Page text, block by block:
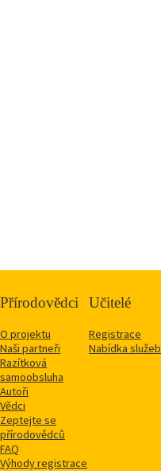
Přírodovědci
O projektu
Naši partneři
Razítková
samoobsluha
Autoři
Vědci
Zeptejte se
přírodovědců
FAQ
Výhody registrace
Učitelé
Registrace
Nabídka služeb